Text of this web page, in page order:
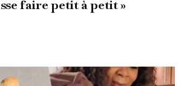
faire petit à petit »